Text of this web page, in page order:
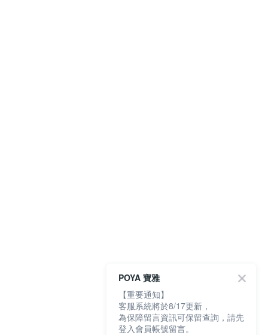
POYA 寶雅
【重要通知】
客服系統將於8/17更新，
為保障留言資訊可保留查詢，請先
登入會員帳號留言。